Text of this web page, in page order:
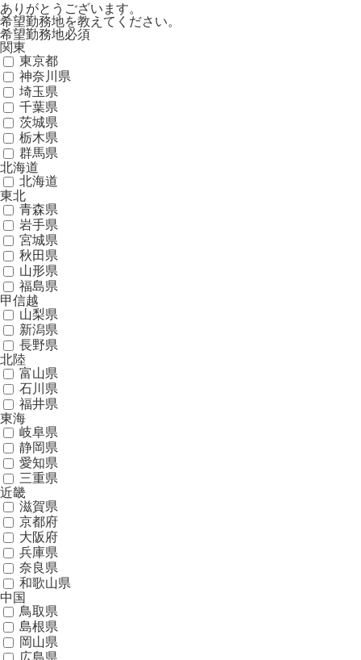
ありがとうございます。
希望勤務地を教えてください。
希望勤務地必須
関東
東京都
神奈川県
埼玉県
千葉県
茨城県
栃木県
群馬県
北海道
北海道
東北
青森県
岩手県
宮城県
秋田県
山形県
福島県
甲信越
山梨県
新潟県
長野県
北陸
富山県
石川県
福井県
東海
岐阜県
静岡県
愛知県
三重県
近畿
滋賀県
京都府
大阪府
兵庫県
奈良県
和歌山県
中国
鳥取県
島根県
岡山県
広島県